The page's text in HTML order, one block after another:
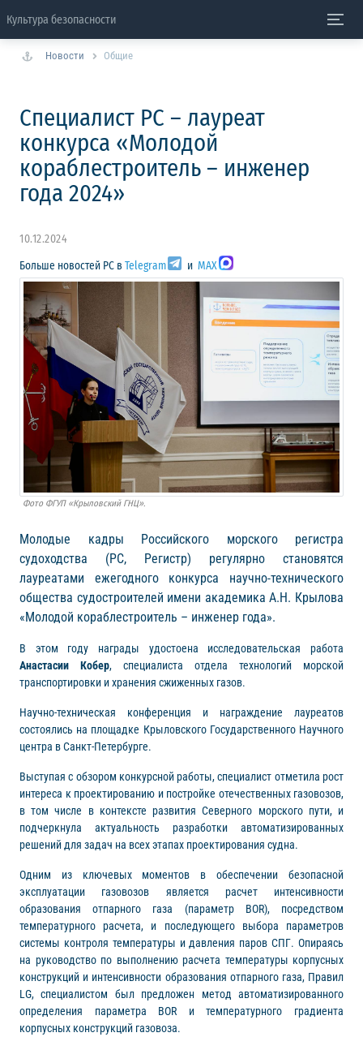
Культура безопасности
Новости Общие
Специалист РС – лауреат
конкурса «Молодой
кораблестроитель – инженер
года 2024»
10.12.2024
Больше новостей РС в Telegram и MAX
Фото ФГУП «Крыловский ГНЦ».
Молодые кадры Российского морского регистра
судоходства (РС, Регистр) регулярно становятся
лауреатами ежегодного конкурса научно-технического
общества судостроителей имени академика А.Н. Крылова
«Молодой кораблестроитель – инженер года».
В этом году награды удостоена исследовательская работа
Анастасии Кобер, специалиста отдела технологий морской
транспортировки и хранения сжиженных газов.
Научно-техническая конференция и награждение лауреатов
состоялись на площадке Крыловского Государственного Научного
центра в Санкт-Петербурге.
Выступая с обзором конкурсной работы, специалист отметила рост
интереса к проектированию и постройке отечественных газовозов,
в том числе в контексте развития Северного морского пути, и
подчеркнула актуальность разработки автоматизированных
решений для задач на всех этапах проектирования судна.
Одним из ключевых моментов в обеспечении безопасной
эксплуатации газовозов является расчет интенсивности
образования отпарного газа (параметр BOR), посредством
температурного расчета, и последующего выбора параметров
системы контроля температуры и давления паров СПГ. Опираясь
на руководство по выполнению расчета температуры корпусных
конструкций и интенсивности образования отпарного газа, Правил
LG, специалистом был предложен метод автоматизированного
определения параметра BOR и температурного градиента
корпусных конструкций газовоза.